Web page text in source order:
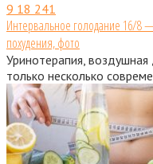
9 18 241
Интервальное голодание 16/8
похудения, фото
Уринотерапия,
только несколько